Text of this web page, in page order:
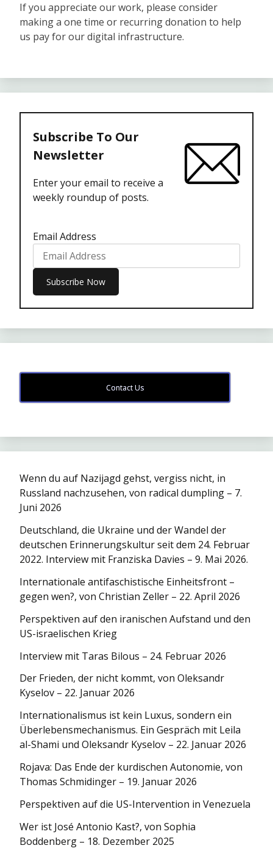
If you appreciate our work, please consider
making a one time or recurring donation to help
us pay for our digital infrastructure.
Subscribe To Our
Newsletter
Enter your email to receive a
weekly roundup of posts.
Email Address
Contact Us
Wenn du auf Nazijagd gehst, vergiss nicht, in
Russland nachzusehen, von radical dumpling – 7.
Juni 2026
Deutschland, die Ukraine und der Wandel der
deutschen Erinnerungskultur seit dem 24. Februar
2022. Interview mit Franziska Davies – 9. Mai 2026.
Internationale antifaschistische Einheitsfront –
gegen wen?, von Christian Zeller – 22. April 2026
Perspektiven auf den iranischen Aufstand und den
US-israelischen Krieg
Interview mit Taras Bilous – 24. Februar 2026
Der Frieden, der nicht kommt, von Oleksandr
Kyselov – 22. Januar 2026
Internationa­lismus ist kein Luxus, sondern ein
Überlebens­mechanismus. Ein Gespräch mit Leila
al-Shami und Oleksandr Kyselov – 22. Januar 2026
Rojava: Das Ende der kurdischen Autonomie, von
Thomas Schmidinger – 19. Januar 2026
Perspektiven auf die US-Intervention in Venezuela
Wer ist José Antonio Kast?, von Sophia
Boddenberg – 18. Dezember 2025